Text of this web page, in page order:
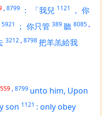
,8799 ： 「我兒 1121 ， 你
5921 ； 你只管 389聽 8085 ,
3212 ,8798把羊羔給我
559 ,8799 unto him, Upon
son 1121 : only obey